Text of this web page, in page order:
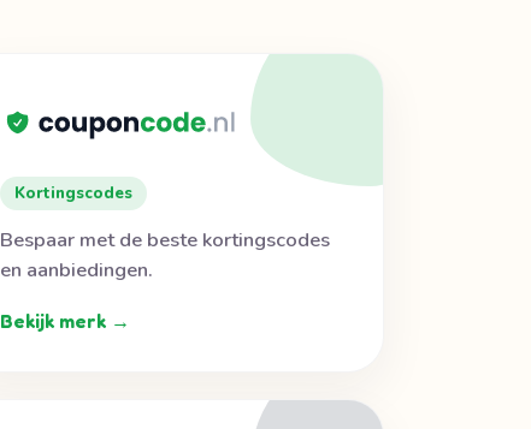
Kortingscodes
Bespaar met de beste kortingscodes
en aanbiedingen.
Bekijk merk →